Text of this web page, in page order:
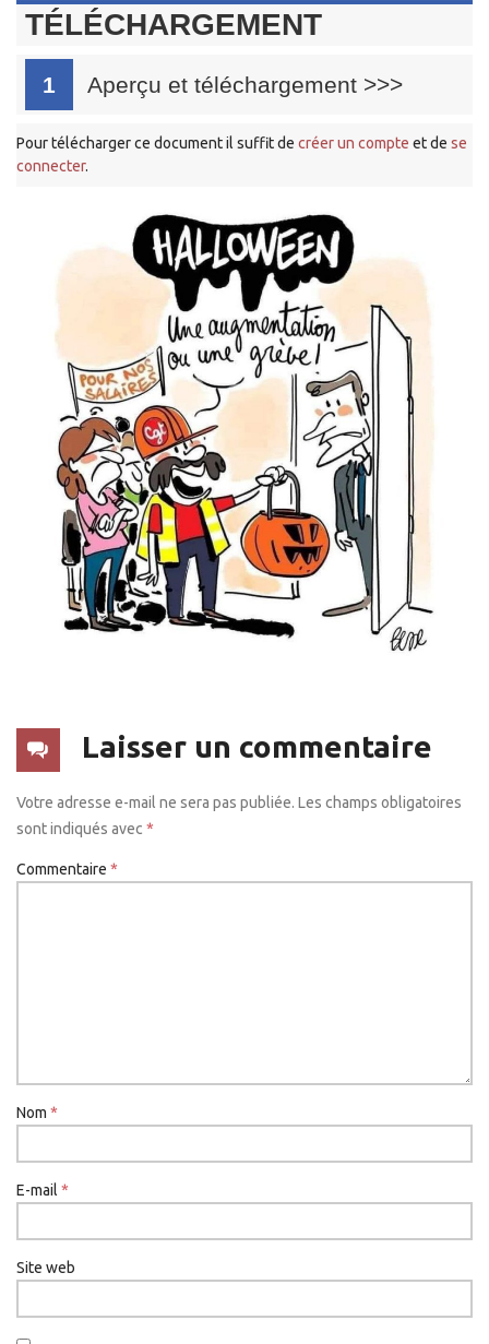
TÉLÉCHARGEMENT
1 Aperçu et téléchargement >>>
Pour télécharger ce document il suffit de créer un compte et de se
connecter.
Laisser un commentaire
Votre adresse e-mail ne sera pas publiée. Les champs obligatoires
sont indiqués avec *
Commentaire *
Nom *
E-mail *
Site web